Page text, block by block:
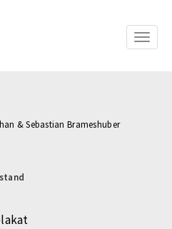
Toggle
& Sebastian Brameshuber